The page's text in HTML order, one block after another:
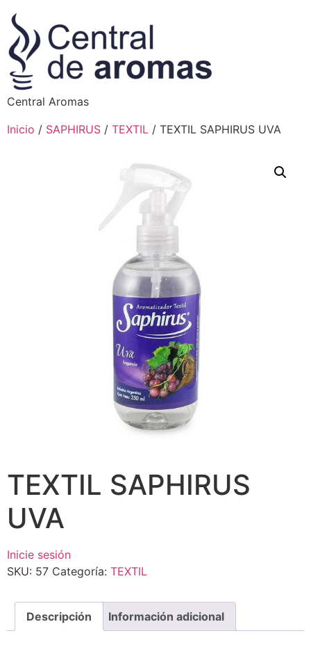
Central Aromas
Inicio / SAPHIRUS / TEXTIL / TEXTIL SAPHIRUS UVA
TEXTIL SAPHIRUS
UVA
Inicie sesión
SKU: 57 Categoría: TEXTIL
Descripción Información adicional